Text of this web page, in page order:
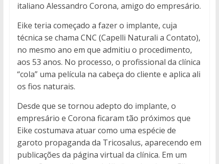
italiano Alessandro Corona, amigo do empresário.
Eike teria começado a fazer o implante, cuja
técnica se chama CNC (Capelli Naturali a Contato),
no mesmo ano em que admitiu o procedimento,
aos 53 anos. No processo, o profissional da clínica
“cola” uma película na cabeça do cliente e aplica ali
os fios naturais.
Desde que se tornou adepto do implante, o
empresário e Corona ficaram tão próximos que
Eike costumava atuar como uma espécie de
garoto propaganda da Tricosalus, aparecendo em
publicações da página virtual da clínica. Em um